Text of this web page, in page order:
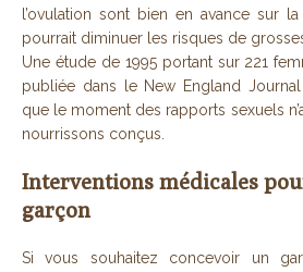
l’ovulation sont bien en avance sur
pourrait diminuer les risques de
Une étude de 1995 portant sur 221
publiée dans le New England
que le moment des rapports sexuels
nourrissons conçus.
Interventions médicales
garçon
Si vous souhaitez concevoir un